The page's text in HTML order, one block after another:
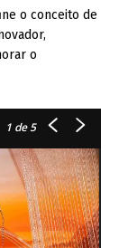
o conceito de
o
1de 5